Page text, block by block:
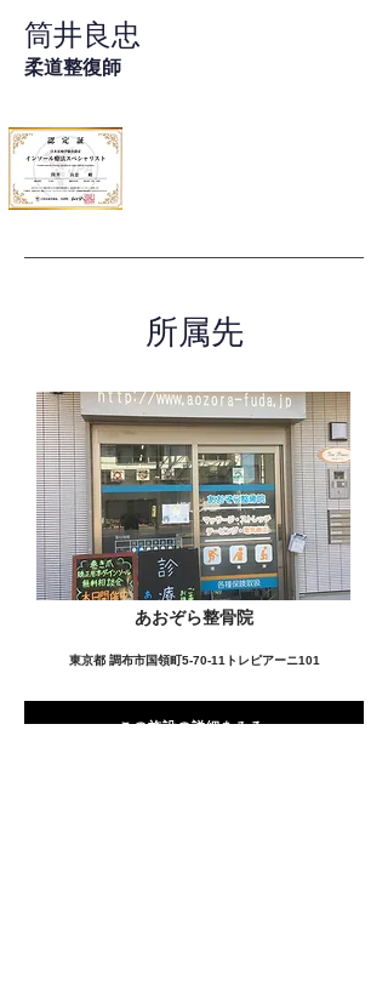
筒井良忠
柔道整復師
所属先
あおぞら整骨院
東京都 調布市国領町5-70-11トレピアーニ101
この施設の詳細をみる